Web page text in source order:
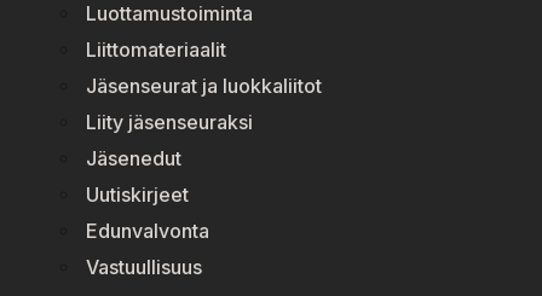
Luottamustoiminta
Liittomateriaalit
Jäsenseurat ja luokkaliitot
Liity jäsenseuraksi
Jäsenedut
Uutiskirjeet
Edunvalvonta
Vastuullisuus